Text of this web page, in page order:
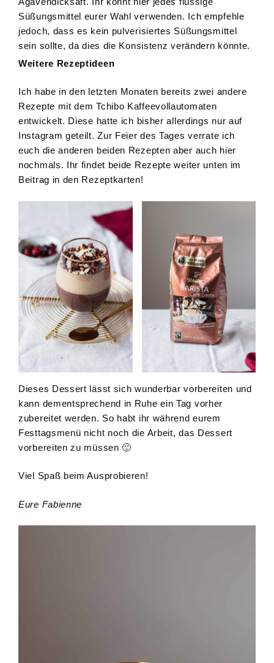
Süßungsmittel eurer Wahl verwenden. Ich empfehle
jedoch, dass es kein pulverisiertes Süßungsmittel
sein sollte, da dies die Konsistenz verändern könnte.
Weitere Rezeptideen
Ich habe in den letzten Monaten bereits zwei andere
Rezepte mit dem Tchibo Kaffeevollautomaten
entwickelt. Diese hatte ich bisher allerdings nur auf
Instagram geteilt. Zur Feier des Tages verrate ich
euch die anderen beiden Rezepten aber auch hier
nochmals. Ihr findet beide Rezepte weiter unten im
Beitrag in den Rezeptkarten!
Dieses Dessert lässt sich wunderbar vorbereiten und
kann dementsprechend in Ruhe ein Tag vorher
zubereitet werden. So habt ihr während eurem
Festtagsmenü nicht noch die Arbeit, das Dessert
vorbereiten zu müssen 🙂
Viel Spaß beim Ausprobieren!
Eure Fabienne